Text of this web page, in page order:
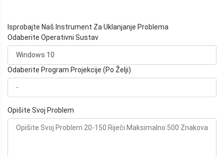
Isprobajte Naš Instrument Za Uklanjanje Problema
Odaberite Operativni Sustav
Odaberite Program Projekcije (Po Želji)
Opišite Svoj Problem